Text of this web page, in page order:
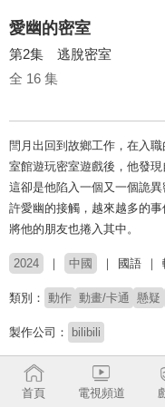
愛幽的密室
第2集 逃脫密室
全 16 集
閆月出回到故鄉工作，在入
室館遊玩密室遊戲後，他發
這卻是他陷入一個又一個詭
許愛幽的接觸，越來越多的
將他的朋友也捲入其中。
2024 中國 國語
類別： 動作 動畫/卡通 懸疑
製作公司： bilibili
導演： 李文武
配音： 幽舞越山 郝祥海 藤
首頁 電視頻道